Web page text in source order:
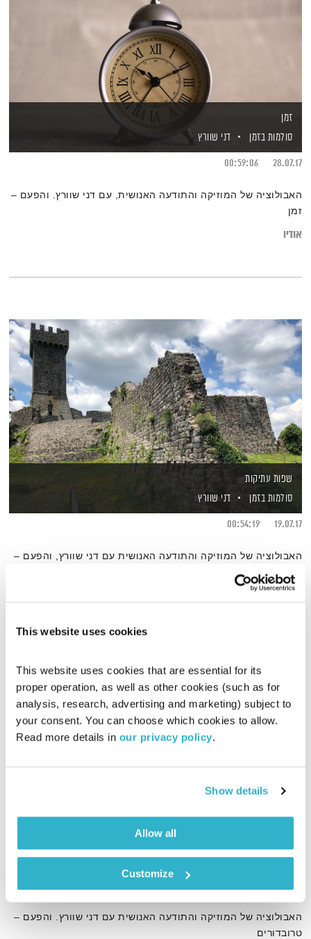
This website uses cookies
This website uses cookies that are essential for its
proper operation, as well as other cookies (such as for
analysis, research, advertising and marketing) subject to
your consent. You can choose which cookies to allow.
Read more details in our privacy policy.
Show details
Allow all
Customize
זמן
סולמות בזמן
דני שוורץ
28.07.17
00:59:06
האבולוציה של המוזיקה והתודעה האנושית, עם דני שוורץ. והפעם –
זמן
אודיו
שפות עתיקות
סולמות בזמן
דני שוורץ
19.07.17
00:54:19
האבולוציה של המוזיקה והתודעה האנושית עם דני שוורץ, והפעם –
שפות עתיקות
סולמות בזמן
דני שוורץ
האבולוציה של המוזיקה והתודעה האנושית עם דני שוורץ. והפעם –
טרובדורים